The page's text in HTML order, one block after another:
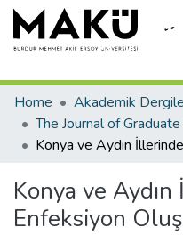
Home
Akademik
Konya ve
Enfeksiyon